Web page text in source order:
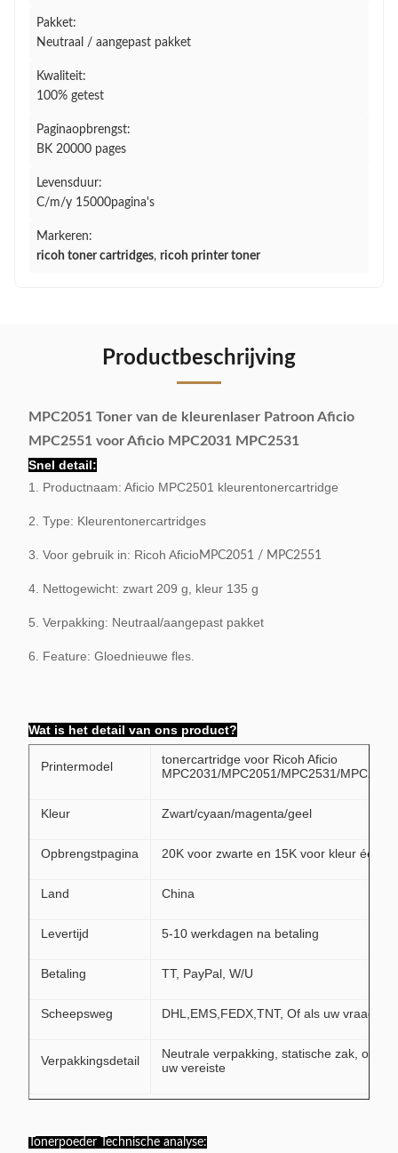
Pakket:
Neutraal / aangepast pakket
Kwaliteit:
100% getest
Paginaopbrengst:
BK 20000 pages
Levensduur:
C/m/y 15000pagina's
Markeren:
ricoh toner cartridges, ricoh printer toner
Productbeschrijving
MPC2051 Toner van de kleurenlaser Patroon Aficio
MPC2551 voor Aficio MPC2031 MPC2531
Snel detail:
1. Productnaam: Aficio MPC2501 kleurentonercartridge
2. Type: Kleurentonercartridges
3. Voor gebruik in: Ricoh AficioMPC2051 / MPC2551
4. Nettogewicht: zwart 209 g, kleur 135 g
5. Verpakking: Neutraal/aangepast pakket
6. Feature: Gloednieuwe fles.
Wat is het detail van ons product?
Printermodel
tonercartridge voor Ricoh Aficio
MPC2031/MPC2051/MPC2531/MPC2551
Kleur Zwart/cyaan/magenta/geel
Opbrengstpagina 20K voor zwarte en 15K voor kleur één
Land China
Levertijd 5-10 werkdagen na betaling
Betaling TT, PayPal, W/U
Scheepsweg DHL,EMS,FEDX,TNT, Of als uw vraag
Verpakkingsdetail
Neutrale verpakking, statische zak, of als
uw vereiste
Tonerpoeder Technische analyse: